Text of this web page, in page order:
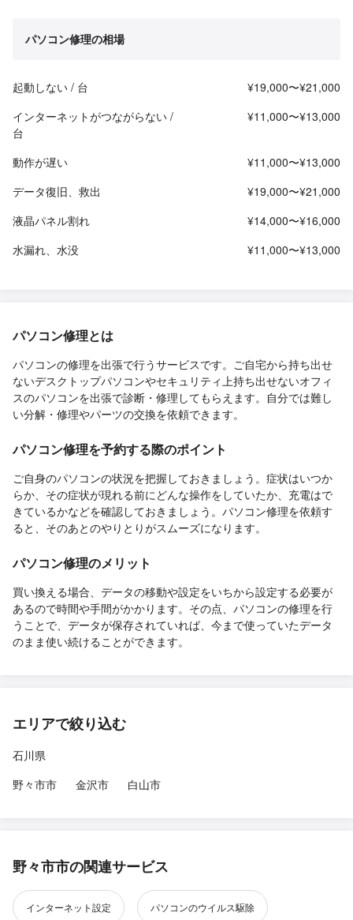
パソコン修理の相場
起動しない / 台
¥19,000〜¥21,000
インターネットがつながらない /
台
¥11,000〜¥13,000
動作が遅い
¥11,000〜¥13,000
データ復旧、救出
¥19,000〜¥21,000
液晶パネル割れ
¥14,000〜¥16,000
水漏れ、水没
¥11,000〜¥13,000
パソコン修理とは
パソコンの修理を出張で行うサービスです。ご自宅から持ち出せ
ないデスクトップパソコンやセキュリティ上持ち出せないオフィ
スのパソコンを出張で診断・修理してもらえます。自分では難し
い分解・修理やパーツの交換を依頼できます。
パソコン修理を予約する際のポイント
ご自身のパソコンの状況を把握しておきましょう。症状はいつか
らか、その症状が現れる前にどんな操作をしていたか、充電はで
きているかなどを確認しておきましょう。パソコン修理を依頼す
ると、そのあとのやりとりがスムーズになります。
パソコン修理のメリット
買い換える場合、データの移動や設定をいちから設定する必要が
あるので時間や手間がかかります。その点、パソコンの修理を行
うことで、データが保存されていれば、今まで使っていたデータ
のまま使い続けることができます。
エリアで絞り込む
石川県
野々市市
金沢市 白山市
野々市市の関連サービス
インターネット設定 パソコンのウイルス駆除